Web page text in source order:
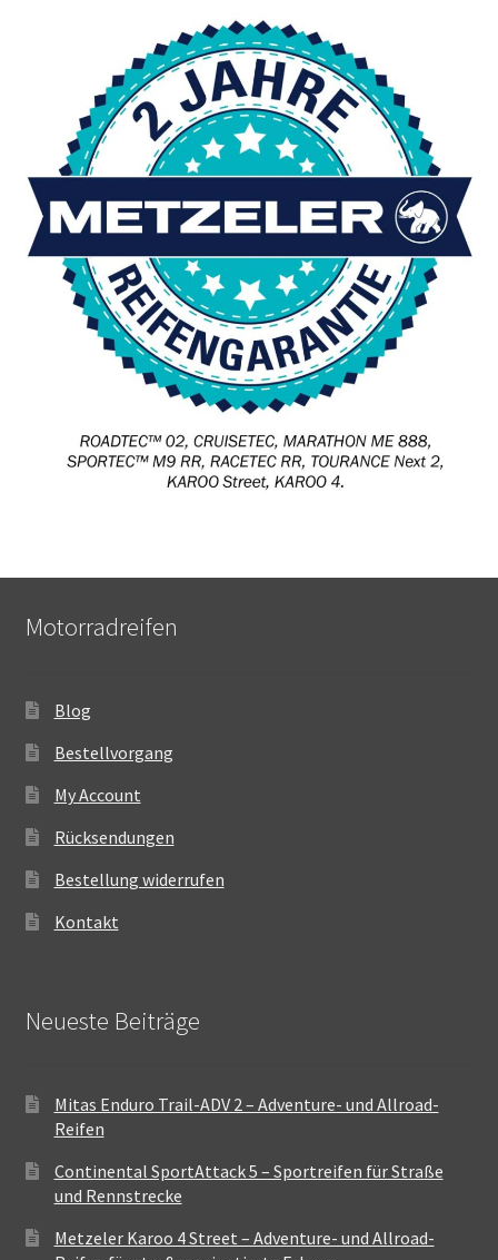
Motorradreifen
Blog
Bestellvorgang
My Account
Rücksendungen
Bestellung widerrufen
Kontakt
Neueste Beiträge
Mitas Enduro Trail-ADV 2 – Adventure- und Allroad-
Reifen
Continental SportAttack 5 – Sportreifen für Straße
und Rennstrecke
Metzeler Karoo 4 Street – Adventure- und Allroad-